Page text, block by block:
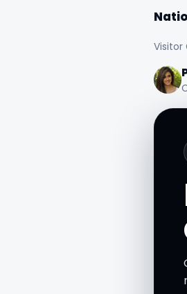
Visitor